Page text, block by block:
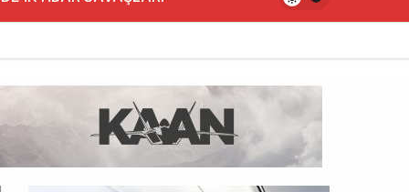
yönetiminin hiç mi kusuru yok?